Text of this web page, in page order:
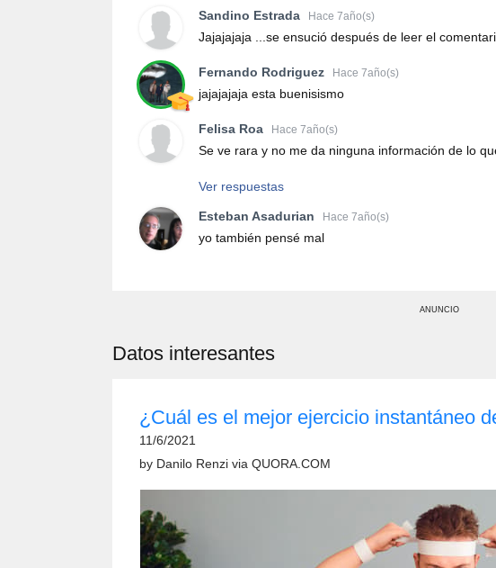
Sandino Estrada Hace 7año(s)
Jajajajaja ...se ensució después de leer el
Fernando Rodriguez Hace 7año(s)
jajajajaja esta buenisismo
Felisa Roa Hace 7año(s)
Se ve rara y no me da ninguna información de lo
Ver respuestas
Esteban Asadurian Hace 7año(s)
yo también pensé mal
ANUNCIO
Datos interesantes
¿Cuál es el mejor ejercicio instantáneo
11/6/2021
by Danilo Renzi via QUORA.COM